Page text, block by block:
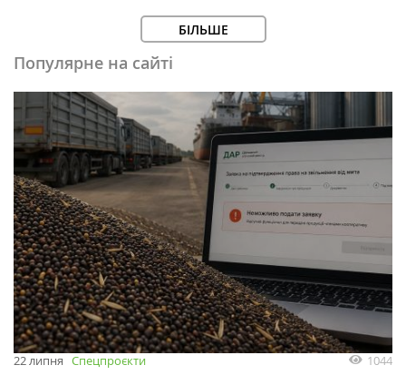
БІЛЬШЕ
Популярне на сайті
22 липня Спецпроєкти 1044